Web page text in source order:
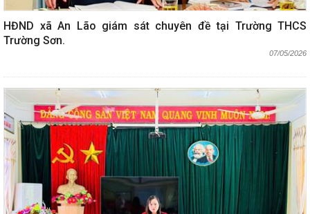
HĐND xã An Lão giám sát chuyên đề tại Trường THCS
Trường Sơn.
07/05/2026